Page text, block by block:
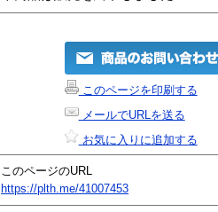
このページを印刷する
メールでURLを送る
お気に入りに追加する
このページのURL
https://plth.me/41007453